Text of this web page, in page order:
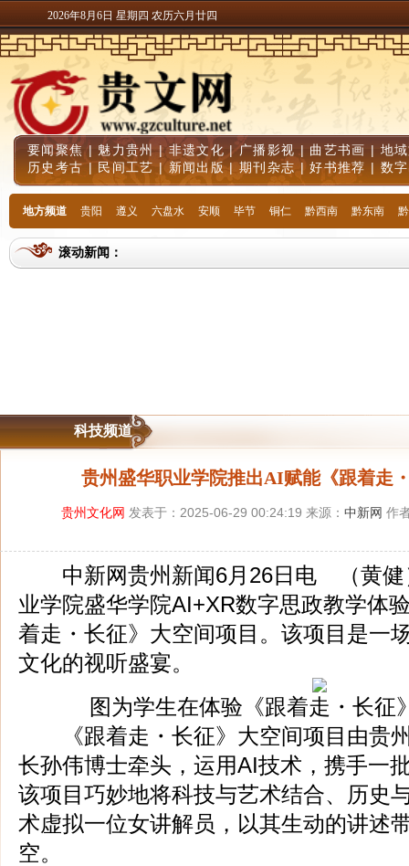
2026年8月6日 星期四 农历六月廿四
要闻聚焦| 魅力贵州|非遗文化 |广播影视 | 曲艺书画 | 地
历史考古 | 民间工艺 | 新闻出版|期刊杂志 |好书推荐 | 数
地方频道 贵阳 遵义 六盘水 安顺 毕节 铜仁 黔西南 黔东南
滚动新闻：
科技频道
贵州盛华职业学院推出AI赋能《跟着走
贵州文化网 发表于：2025-06-29 00:24:19 来源： 中新网 作
中新网贵州新闻6月26日电 （黄健
业学院盛华学院AI+XR数字思政教学体
着走・长征》大空间项目。该项目是一
文化的视听盛宴。
图为学生在体验《跟着走・长征
《跟着走・长征》大空间项目由贵
长孙伟博士牵头，运用AI技术，携手一
该项目巧妙地将科技与艺术结合、历史
术虚拟一位女讲解员，以其生动的讲述
空。